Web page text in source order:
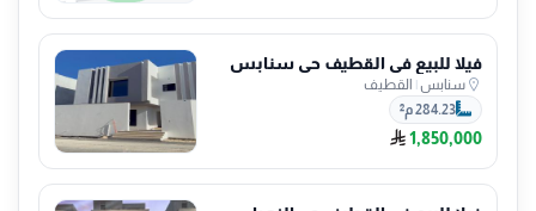
فيلا للبيع في القطيف حي سنابس
سنابس| القطيف
284.23 م²
1,850,000